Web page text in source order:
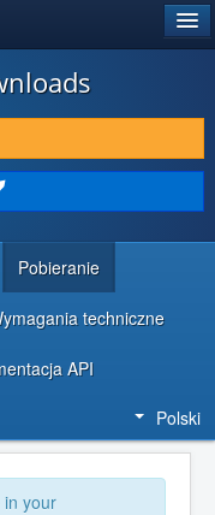
Pobieranie
techniczne
API
Polski
in your